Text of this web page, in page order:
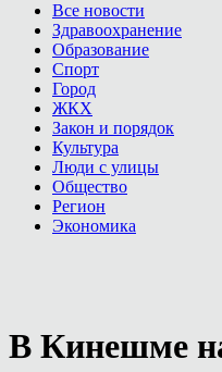
Все новости
Здравоохранение
Образование
Спорт
Город
ЖКХ
Закон и порядок
Культура
Люди с улицы
Общество
Регион
Экономика
В Кинешме